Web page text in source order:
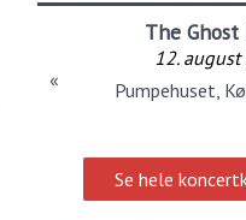
The Ghost
12.
Pumpehuset,
«
Se hele